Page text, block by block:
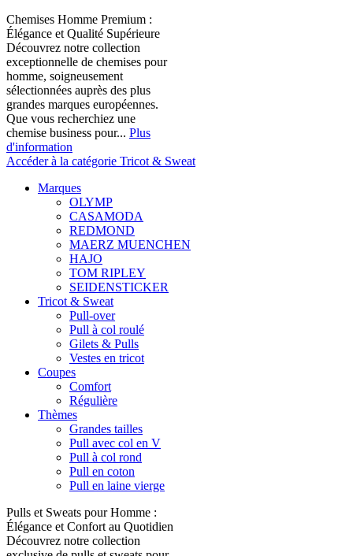
Chemises Homme Premium :
Élégance et Qualité Supérieure
Découvrez notre collection
exceptionnelle de chemises pour
homme, soigneusement
sélectionnées auprès des plus
grandes marques européennes.
Que vous recherchiez une
chemise business pour... Plus
d'information
Accéder à la catégorie Tricot & Sweat
Marques
OLYMP
CASAMODA
REDMOND
MAERZ MUENCHEN
HAJO
TOM RIPLEY
SEIDENSTICKER
Tricot & Sweat
Pull-over
Pull à col roulé
Gilets & Pulls
Vestes en tricot
Coupes
Comfort
Régulière
Thèmes
Grandes tailles
Pull avec col en V
Pull à col rond
Pull en coton
Pull en laine vierge
Pulls et Sweats pour Homme :
Élégance et Confort au Quotidien
Découvrez notre collection